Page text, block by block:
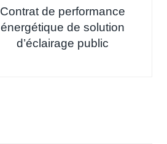
Contrat de performance
énergétique de solution
d’éclairage public